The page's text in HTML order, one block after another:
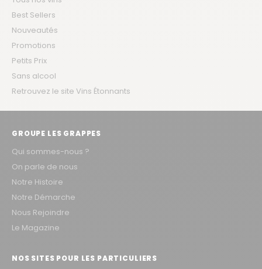
Best Sellers
Nouveautés
Promotions
Petits Prix
Sans alcool
Retrouvez le site Vins Étonnants
GROUPE LES GRAPPES
Qui sommes-nous ?
On parle de nous
Notre Histoire
Notre Démarche
Nous Rejoindre
Le Magazine
NOS SITES POUR LES PARTICULIERS